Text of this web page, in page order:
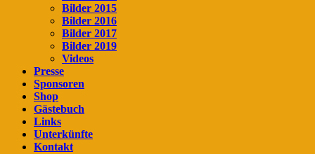
Bilder 2015
Bilder 2016
Bilder 2017
Bilder 2019
Videos
Presse
Sponsoren
Shop
Gästebuch
Links
Unterkünfte
Kontakt